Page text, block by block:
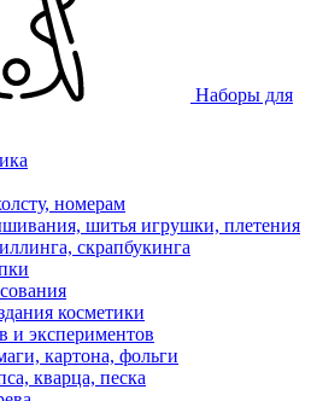
Наборы для
номерам
шитья игрушки, плетения
скрапбукинга
косметики
и экспериментов
картона, фольги
кварца, песка